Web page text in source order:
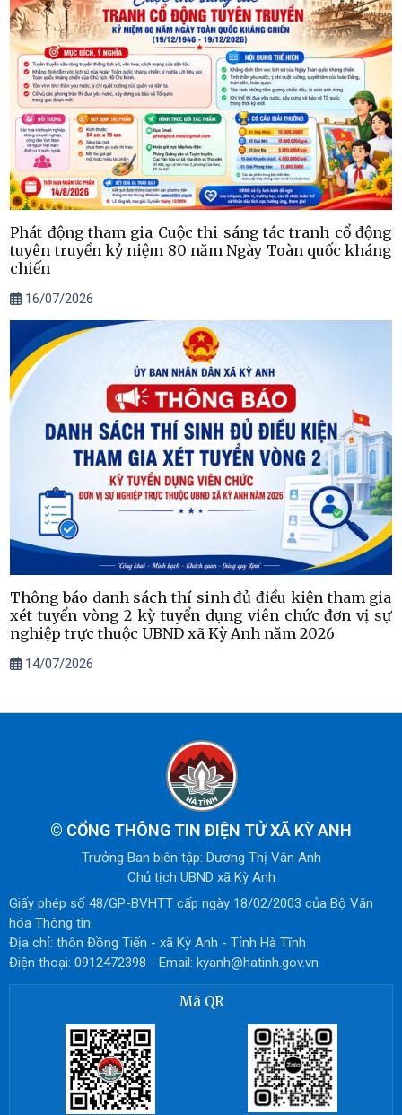
Phát động tham gia Cuộc thi sáng tác tranh cổ động
tuyên truyền kỷ niệm 80 năm Ngày Toàn quốc kháng
chiến
16/07/2026
Thông báo danh sách thí sinh đủ điều kiện tham gia
xét tuyển vòng 2 kỳ tuyển dụng viên chức đơn vị sự
nghiệp trực thuộc UBND xã Kỳ Anh năm 2026
14/07/2026
© CỔNG THÔNG TIN ĐIỆN TỬ XÃ KỲ ANH
Trưởng Ban biên tập: Dương Thị Vân Anh
Chủ tịch UBND xã Kỳ Anh
Giấy phép số 48/GP-BVHTT cấp ngày 18/02/2003 của Bộ Văn
hóa Thông tin.
Địa chỉ: thôn Đồng Tiến - xã Kỳ Anh - Tỉnh Hà Tĩnh
Điện thoại: 0912472398 - Email: kyanh@hatinh.gov.vn
Mã QR